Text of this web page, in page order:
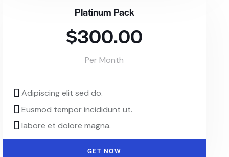
Platinum Pack
$300.00
Per Month
Adipiscing elit sed do.
Eusmod tempor incididunt ut.
labore et dolore magna.
GET NOW